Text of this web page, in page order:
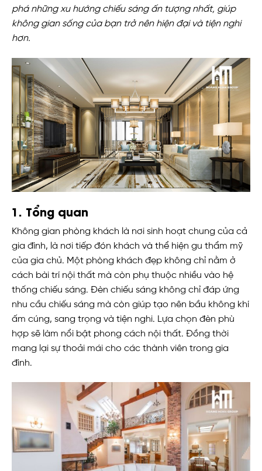
phá những xu hướng chiếu sáng ấn tượng nhất, giúp
không gian sống của bạn trở nên hiện đại và tiện nghi
hơn.
1. Tổng quan
Không gian phòng khách là nơi sinh hoạt chung của cả
gia đình, là nơi tiếp đón khách và thể hiện gu thẩm mỹ
của gia chủ. Một phòng khách đẹp không chỉ nằm ở
cách bài trí nội thất mà còn phụ thuộc nhiều vào hệ
thống chiếu sáng. Đèn chiếu sáng không chỉ đáp ứng
nhu cầu chiếu sáng mà còn giúp tạo nên bầu không khí
ấm cúng, sang trọng và tiện nghi. Lựa chọn đèn phù
hợp sẽ làm nổi bật phong cách nội thất. Đồng thời
mang lại sự thoải mái cho các thành viên trong gia
đình.